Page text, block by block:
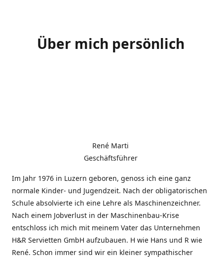
Über mich persönlich
René Marti
Geschäftsführer
Im Jahr 1976 in Luzern geboren, genoss ich eine ganz
normale Kinder- und Jugendzeit. Nach der obligatorischen
Schule absolvierte ich eine Lehre als Maschinenzeichner.
Nach einem Jobverlust in der Maschinenbau-Krise
entschloss ich mich mit meinem Vater das Unternehmen
H&R Servietten GmbH aufzubauen. H wie Hans und R wie
René. Schon immer sind wir ein kleiner sympathischer